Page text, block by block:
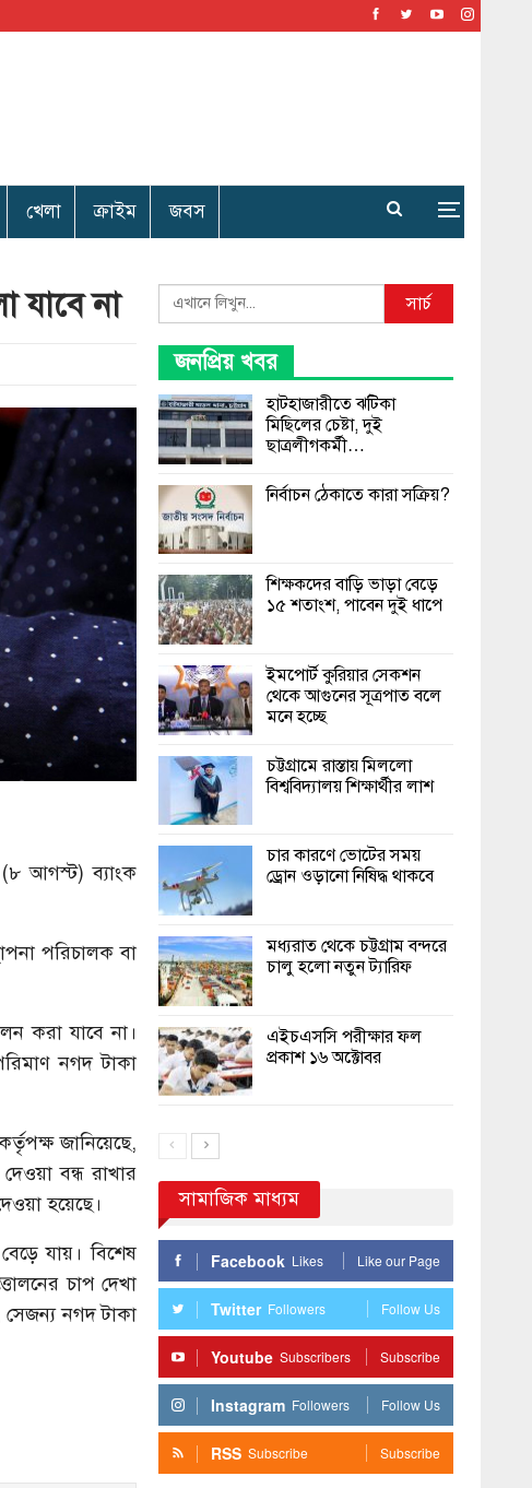
খেলা ক্রাইম জবস
যাবে না
(৮ আগস্ট) ব্যাংক
পরিচালক বা
করা যাবে না।
নগদ টাকা
জানিয়েছে,
বন্ধ রাখার
হয়েছে।
যায়। বিশেষ
চাপ দেখা
সেজন্য নগদ টাকা
Search সার্চ
জনপ্রিয় খবর
হাটহাজারীতে ঝটিকা
মিছিলের চেষ্টা, দুই
ছাত্রলীগকর্মী…
নির্বাচন ঠেকাতে কারা সক্রিয়?
শিক্ষকদের বাড়ি ভাড়া বেড়ে
১৫ শতাংশ, পাবেন দুই ধাপে
ইমপোর্ট কুরিয়ার সেকশন
থেকে আগুনের সূত্রপাত বলে
মনে হচ্ছে
চট্টগ্রামে রাস্তায় মিললো
বিশ্ববিদ্যালয় শিক্ষার্থীর লাশ
চার কারণে ভোটের সময়
ড্রোন ওড়ানো নিষিদ্ধ থাকবে
মধ্যরাত থেকে চট্টগ্রাম বন্দরে
চালু হলো নতুন ট্যারিফ
এইচএসসি পরীক্ষার ফল
প্রকাশ ১৬ অক্টোবর
সামাজিক মাধ্যম
Facebook Likes Like our Page
Twitter Followers Follow Us
Youtube Subscribers Subscribe
Instagram Followers Follow Us
RSS Subscribe Subscribe